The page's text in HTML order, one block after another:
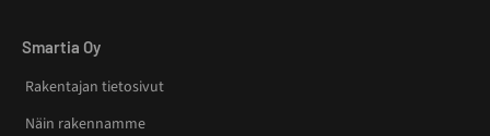
Smartia Oy
Rakentajan tietosivut
Näin rakennamme